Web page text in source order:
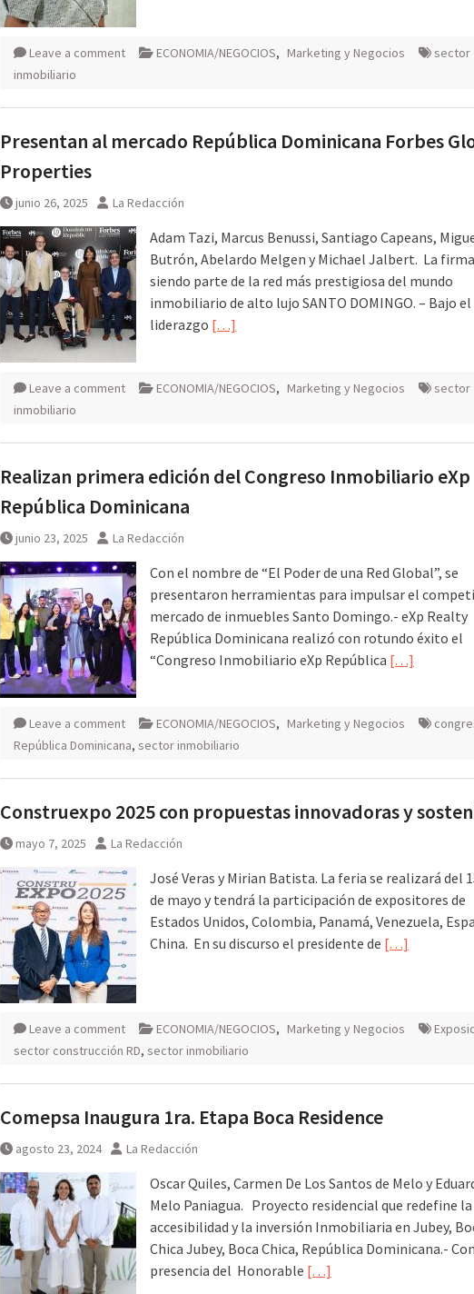
Leave a comment ECONOMIA/NEGOCIOS, Marketing y Negocios
sector
inmobiliario
Presentan al mercado República Dominicana Forbes
Properties
junio 26, 2025 La Redacción
Adam Tazi, Marcus Benussi, Santiago Capeans,
Butrón, Abelardo Melgen y Michael Jalbert. La
siendo parte de la red más prestigiosa del mundo
inmobiliario de alto lujo SANTO DOMINGO. – Bajo el
liderazgo […]
Leave a comment ECONOMIA/NEGOCIOS, Marketing y Negocios
sector
inmobiliario
Realizan primera edición del Congreso Inmobiliario eXp
República Dominicana
junio 23, 2025 La Redacción
Con el nombre de “El Poder de una Red Global”, se
presentaron herramientas para impulsar el
mercado de inmuebles Santo Domingo.- eXp Realty
República Dominicana realizó con rotundo éxito el
“Congreso Inmobiliario eXp República […]
Leave a comment ECONOMIA/NEGOCIOS, Marketing y Negocios
República Dominicana, sector inmobiliario
Construexpo 2025 con propuestas innovadoras y
mayo 7, 2025 La Redacción
José Veras y Mirian Batista. La feria se realizará del
de mayo y tendrá la participación de expositores de
Estados Unidos, Colombia, Panamá, Venezuela,
China. En su discurso el presidente de […]
Leave a comment ECONOMIA/NEGOCIOS, Marketing y Negocios
sector construcción RD, sector inmobiliario
Comepsa Inaugura 1ra. Etapa Boca Residence
agosto 23, 2024 La Redacción
Oscar Quiles, Carmen De Los Santos de Melo y
Melo Paniagua. Proyecto residencial que redefine la
accesibilidad y la inversión Inmobiliaria en Jubey,
Chica Jubey, Boca Chica, República Dominicana.-
presencia del Honorable […]